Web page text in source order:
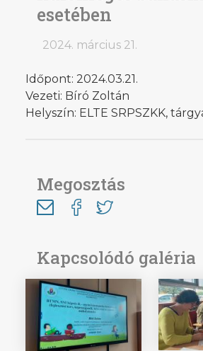
esetében
2024. március 21.
Időpont: 2024.03.21.
Vezeti: Bíró Zoltán
Helyszín: ELTE SRPSZKK,
Megosztás
Kapcsolódó galéria